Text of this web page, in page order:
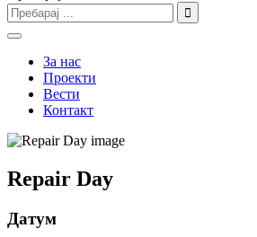
За нас
Проекти
Вести
Контакт
Repair Day
Датум